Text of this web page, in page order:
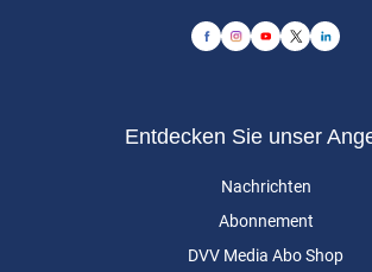
Entdecken Sie unser
Nachrichten
Abonnement
DVV Media Abo Shop